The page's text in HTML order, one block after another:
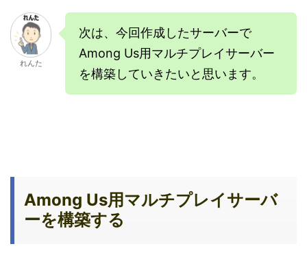
れんた
次は、今回作成したサーバーで
Among Us用マルチプレイサーバー
を構築していきたいと思います。
Among Us用マルチプレイサーバ
ーを構築する